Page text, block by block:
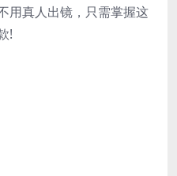
用真人出镜，只需掌握这
!